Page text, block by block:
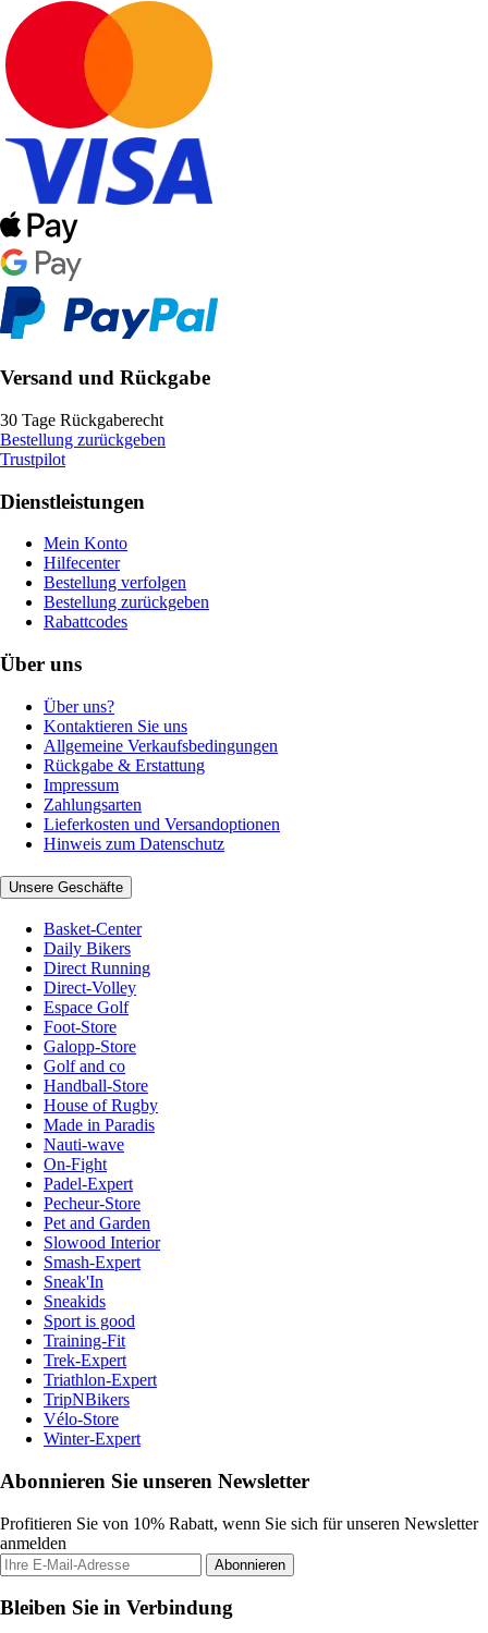
Versand und Rückgabe
30 Tage Rückgaberecht
Bestellung zurückgeben
Trustpilot
Dienstleistungen
Mein Konto
Hilfecenter
Bestellung verfolgen
Bestellung zurückgeben
Rabattcodes
Über uns
Über uns?
Kontaktieren Sie uns
Allgemeine Verkaufsbedingungen
Rückgabe & Erstattung
Impressum
Zahlungsarten
Lieferkosten und Versandoptionen
Hinweis zum Datenschutz
Unsere Geschäfte
Basket-Center
Daily Bikers
Direct Running
Direct-Volley
Espace Golf
Foot-Store
Galopp-Store
Golf and co
Handball-Store
House of Rugby
Made in Paradis
Nauti-wave
On-Fight
Padel-Expert
Pecheur-Store
Pet and Garden
Slowood Interior
Smash-Expert
Sneak'In
Sneakids
Sport is good
Training-Fit
Trek-Expert
Triathlon-Expert
TripNBikers
Vélo-Store
Winter-Expert
Abonnieren Sie unseren Newsletter
Profitieren Sie von 10% Rabatt, wenn Sie sich für unseren Newsletter
anmelden
Abonnieren
Bleiben Sie in Verbindung